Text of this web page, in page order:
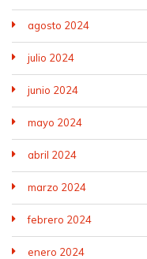
agosto 2024
julio 2024
junio 2024
mayo 2024
abril 2024
marzo 2024
febrero 2024
enero 2024